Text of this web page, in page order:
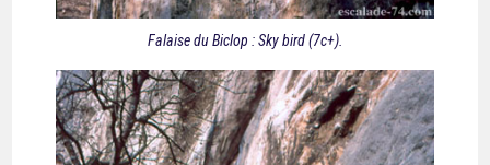
Falaise du Biclop : Sky bird (7c+).